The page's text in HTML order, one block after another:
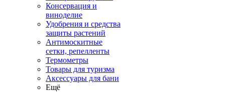
Консервация и
виноделие
Удобрения и средства
защиты растений
Антимоскитные
сетки, репелленты
Термометры
Товары для туризма
Аксессуары для бани
Ещё